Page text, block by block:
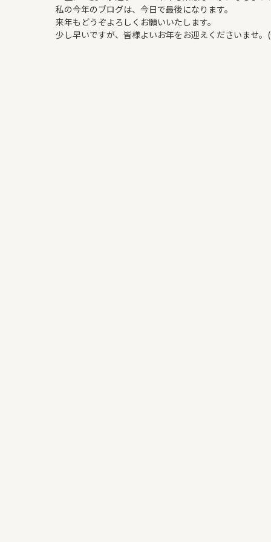
私の今年のブログは、今日で最後になります。
来年もどうぞよろしくお願いいたします。
少し早いですが、皆様よいお年をお迎えくださいませ